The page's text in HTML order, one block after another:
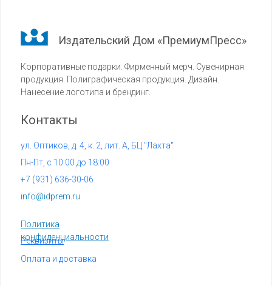
Издательский Дом «ПремиумПресс»
Корпоративные подарки. Фирменный мерч. Сувенирная
продукция. Полиграфическая продукция. Дизайн.
Нанесение логотипа и брендинг.
info@idprem.ru
Контакты
Политика
конфиденциальности
+7 (931) 636-30-06
Реквизиты
ул. Оптиков, д. 4, к. 2, лит. А, БЦ "Лахта"
Оплата и доставка
Пн-Пт, с 10:00 до 18:00